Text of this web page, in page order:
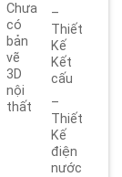
Chưa
có
bản
vẽ
3D
nội
thất
–
Thiết
Kế
Kết
cấu
–
Thiết
Kế
điện
nước